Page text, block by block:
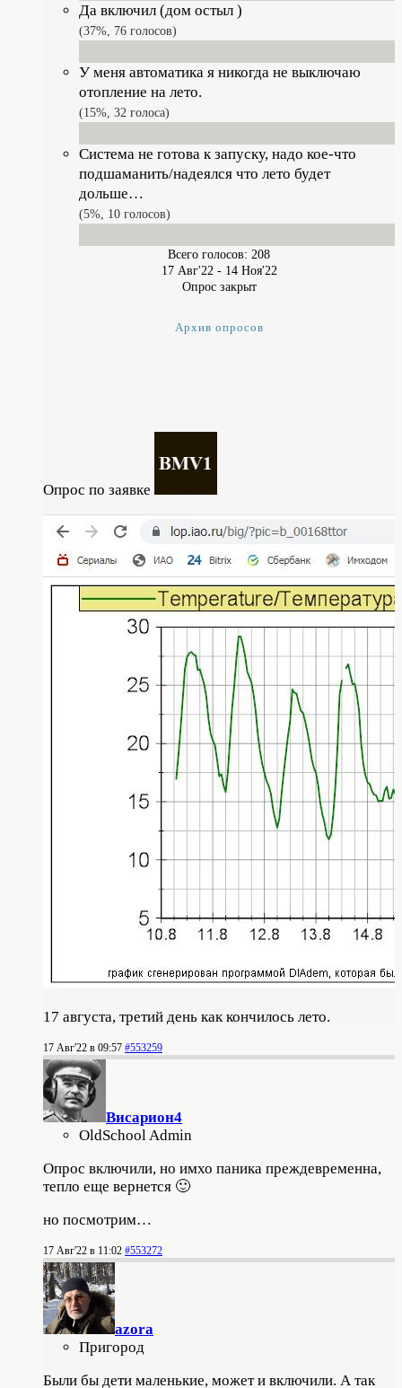
Да включил (дом остыл )
37%, 76 голосов
У меня автоматика я никогда не выключаю
отопление на лето.
15%, 32 голоса
Система не готова к запуску, надо кое-что
подшаманить/надеялся что лето будет
дольше…
5%, 10 голосов
Всего голосов: 208
17 Авг'22 - 14 Ноя'22
Опрос закрыт
Архив опросов
Опрос по заявке
17 августа, третий день как кончилось лето.
17 Авг'22 в 09:57 #553259
Висариoн4
OldSchool Admin
Опрос включили, но имхо паника преждевременна,
тепло еще вернется 🙂
но посмотрим…
17 Авг'22 в 11:02 #553272
azora
Пригород
Были бы дети маленькие, может и включили. А так